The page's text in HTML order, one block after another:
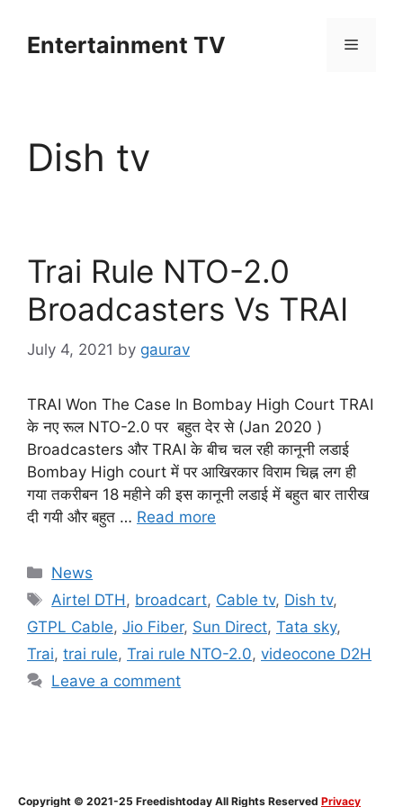
contentEntertainment TV Menu
Dish tv
Trai Rule NTO-2.0
Broadcasters Vs TRAI
July 4, 2021 by gaurav
TRAI Won The Case In Bombay High Court TRAI
के नए रूल NTO-2.0 पर बहुत देर से (Jan 2020 )
Broadcasters और TRAI के बीच चल रही कानूनी लडाई
Bombay High court में पर आखिरकार विराम चिह्न लग ही
गया तकरीबन 18 महीने की इस कानूनी लडाई में बहुत बार तारीख
दी गयी और बहुत … Read more
Categories
News
Tags
Airtel DTH , broadcart, Cable tv, Dish tv,
GTPL Cable, Jio Fiber, Sun Direct, Tata sky,
Trai, trai rule, Trai rule NTO-2.0, videocone D2H
Leave a comment
Copyright © 2021-25 Freedishtoday All Rights Reserved Privacy